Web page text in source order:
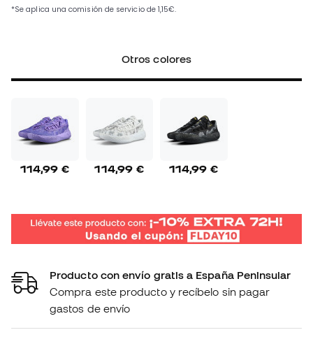
Otros colores
114,99 € 114,99 € 114,99 €
Producto con envío gratis a España Peninsular
Compra este producto y recíbelo sin pagar
gastos de envío